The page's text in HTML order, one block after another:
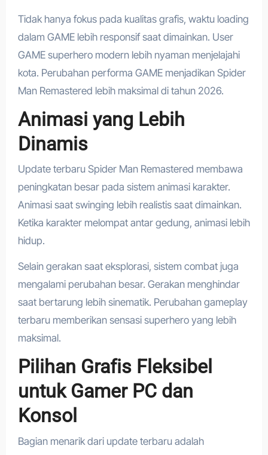
Tidak hanya fokus pada kualitas grafis, waktu loading
dalam GAME lebih responsif saat dimainkan. User
GAME superhero modern lebih nyaman menjelajahi
kota. Perubahan performa GAME menjadikan Spider
Man Remastered lebih maksimal di tahun 2026.
Animasi yang Lebih
Dinamis
Update terbaru Spider Man Remastered membawa
peningkatan besar pada sistem animasi karakter.
Animasi saat swinging lebih realistis saat dimainkan.
Ketika karakter melompat antar gedung, animasi lebih
hidup.
Selain gerakan saat eksplorasi, sistem combat juga
mengalami perubahan besar. Gerakan menghindar
saat bertarung lebih sinematik. Perubahan gameplay
terbaru memberikan sensasi superhero yang lebih
maksimal.
Pilihan Grafis Fleksibel
untuk Gamer PC dan
Konsol
Bagian menarik dari update terbaru adalah